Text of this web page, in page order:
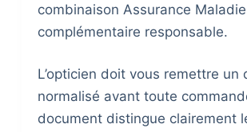
combinaison Assurance
complémentaire responsable.
L’opticien doit vous remettre un
normalisé avant toute
document distingue clairement